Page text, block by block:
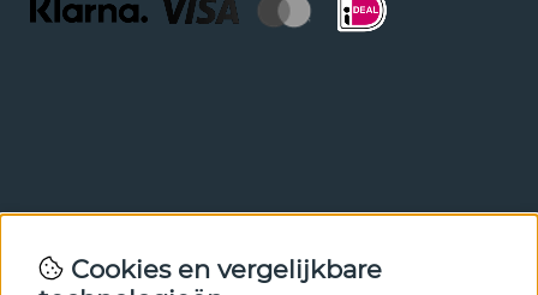
Met onze nieuwsbrief ben je als eerste op de hoogte van
Cookies en vergelijkbare